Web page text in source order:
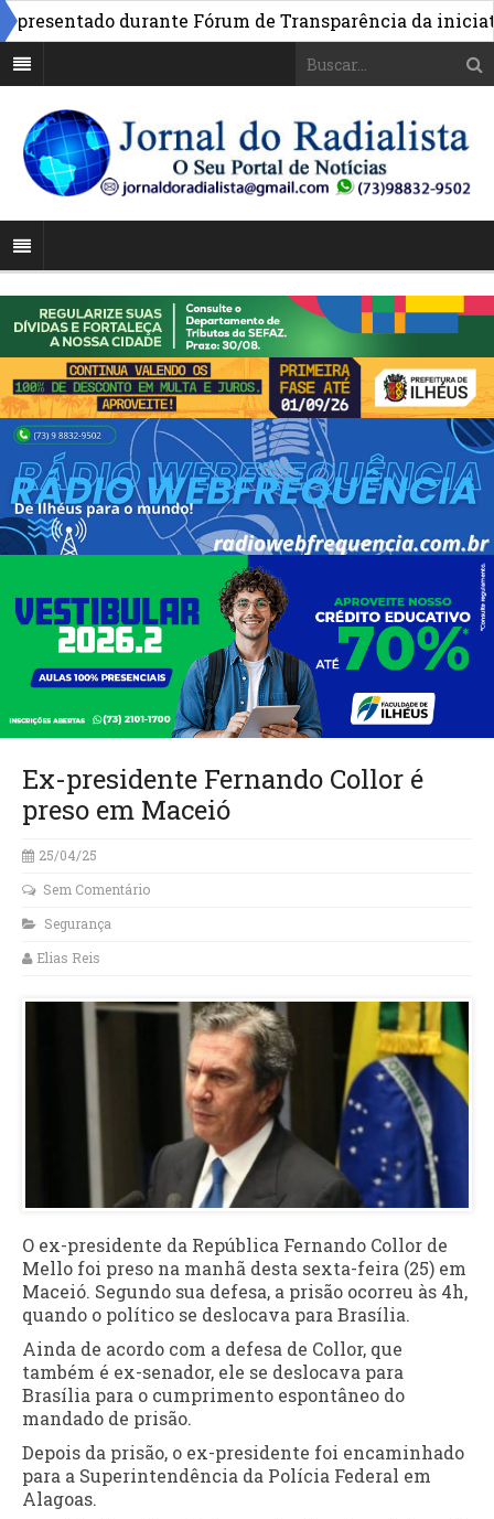
durante Fórum de Transparência da iniciativa
Ex-presidente Fernando Collor é
preso em Maceió
25/04/25
Sem Comentário
Segurança
Elias Reis
O ex-presidente da República Fernando Collor de
Mello foi preso na manhã desta sexta-feira (25) em
Maceió. Segundo sua defesa, a prisão ocorreu às 4h,
quando o político se deslocava para Brasília.
Ainda de acordo com a defesa de Collor, que
também é ex-senador, ele se deslocava para
Brasília para o cumprimento espontâneo do
mandado de prisão.
Depois da prisão, o ex-presidente foi encaminhado
para a Superintendência da Polícia Federal em
Alagoas.